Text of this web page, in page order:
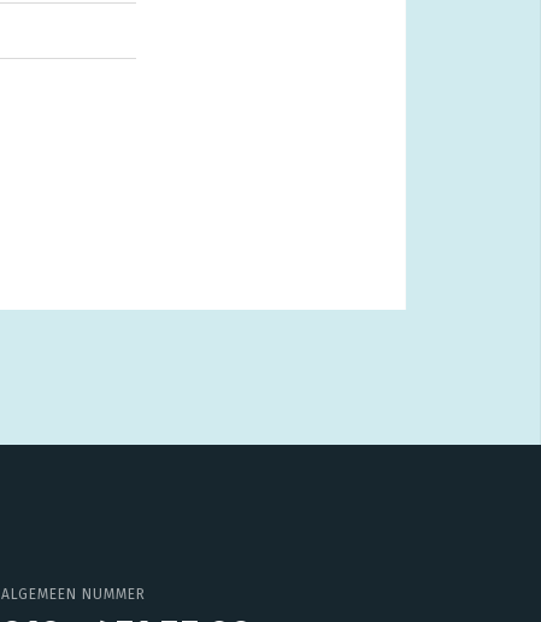
ALGEMEEN NUMMER